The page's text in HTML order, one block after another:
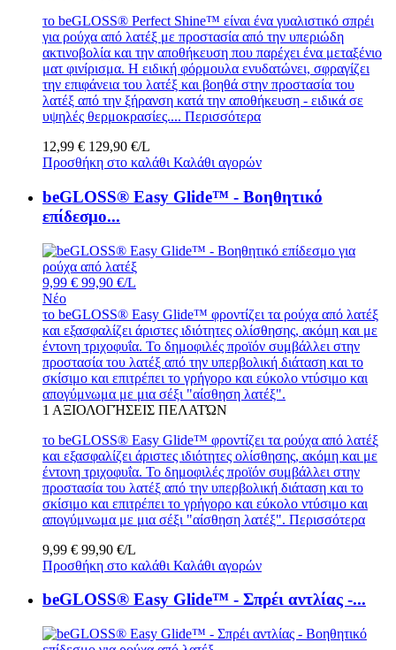
το beGLOSS® Perfect Shine™ είναι ένα γυαλιστικό σπρέι
για ρούχα από λατέξ με προστασία από την υπεριώδη
ακτινοβολία και την αποθήκευση που παρέχει ένα μεταξένιο
ματ φινίρισμα. Η ειδική φόρμουλα ενυδατώνει, σφραγίζει
την επιφάνεια του λατέξ και βοηθά στην προστασία του
λατέξ από την ξήρανση κατά την αποθήκευση - ειδικά σε
υψηλές θερμοκρασίες.... Περισσότερα
12,99 € 129,90 €/L
Προσθήκη στο καλάθι Καλάθι αγορών
beGLOSS® Easy Glide™ - Βοηθητικό
επίδεσμο...
9,99 € 99,90 €/L
Νέο
το beGLOSS® Easy Glide™ φροντίζει τα ρούχα από λατέξ
και εξασφαλίζει άριστες ιδιότητες ολίσθησης, ακόμη και με
έντονη τριχοφυΐα. Το δημοφιλές προϊόν συμβάλλει στην
προστασία του λατέξ από την υπερβολική διάταση και το
σκίσιμο και επιτρέπει το γρήγορο και εύκολο ντύσιμο και
απογύμνωμα με μια σέξι "αίσθηση λατέξ".
1 ΑΞΙΟΛΟΓΉΣΕΙΣ ΠΕΛΑΤΏΝ
το beGLOSS® Easy Glide™ φροντίζει τα ρούχα από λατέξ
και εξασφαλίζει άριστες ιδιότητες ολίσθησης, ακόμη και με
έντονη τριχοφυΐα. Το δημοφιλές προϊόν συμβάλλει στην
προστασία του λατέξ από την υπερβολική διάταση και το
σκίσιμο και επιτρέπει το γρήγορο και εύκολο ντύσιμο και
απογύμνωμα με μια σέξι "αίσθηση λατέξ". Περισσότερα
9,99 € 99,90 €/L
Προσθήκη στο καλάθι Καλάθι αγορών
beGLOSS® Easy Glide™ - Σπρέι αντλίας -...